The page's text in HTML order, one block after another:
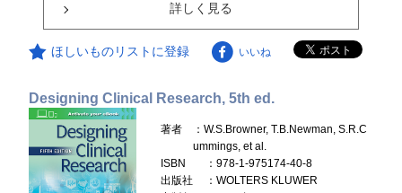
詳しく見る
ほしいものリストに登録 いいね
Designing Clinical Research, 5th ed.
著者
：W.S.Browner, T.B.Newman, S.R.C
ummings, et al.
ISBN
：978-1-975174-40-8
出版社
：WOLTERS KLUWER